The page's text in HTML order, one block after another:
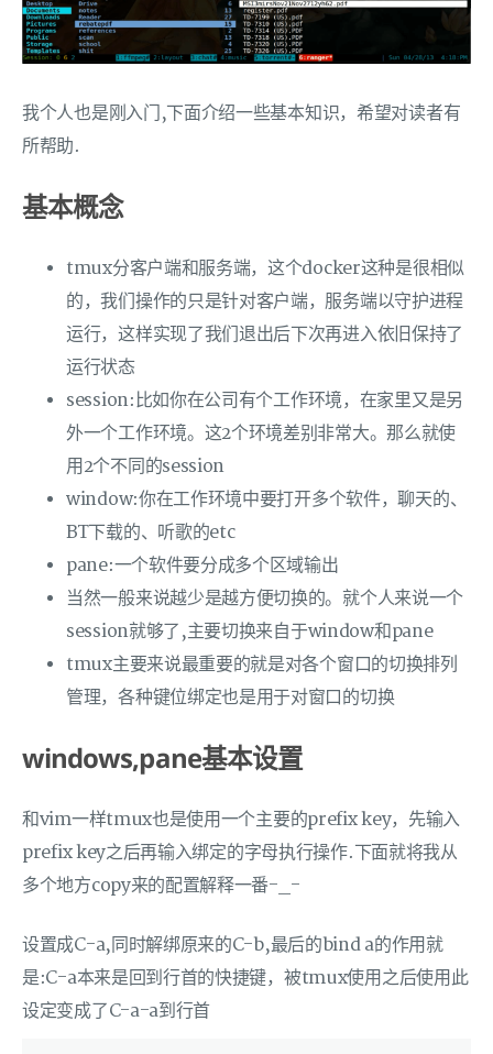
我个人也是刚入门,下面介绍一些基本知识，希望对读者有
所帮助.
基本概念
tmux分客户端和服务端，这个docker这种是很相似
的，我们操作的只是针对客户端，服务端以守护进程
运行，这样实现了我们退出后下次再进入依旧保持了
运行状态
session:比如你在公司有个工作环境，在家里又是另
外一个工作环境。这2个环境差别非常大。那么就使
用2个不同的session
window:你在工作环境中要打开多个软件，聊天的、
BT下载的、听歌的etc
pane:一个软件要分成多个区域输出
当然一般来说越少是越方便切换的。就个人来说一个
session就够了,主要切换来自于window和pane
tmux主要来说最重要的就是对各个窗口的切换排列
管理，各种键位绑定也是用于对窗口的切换
windows,pane基本设置
和vim一样tmux也是使用一个主要的prefix key，先输入
prefix key之后再输入绑定的字母执行操作.下面就将我从
多个地方copy来的配置解释一番-_-
设置成C-a,同时解绑原来的C-b,最后的bind a的作用就
是:C-a本来是回到行首的快捷键，被tmux使用之后使用此
设定变成了C-a-a到行首